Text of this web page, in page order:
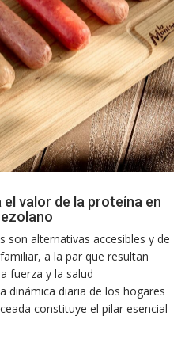
valor de la proteína en
alternativas accesibles y de
a la par que resultan
fuerza y la salud
dinámica diaria de los hogares
constituye el pilar esencial